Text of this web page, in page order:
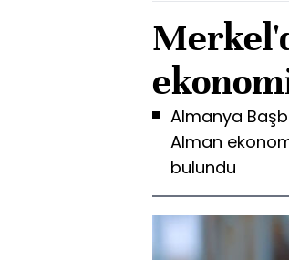
Almanya
Alman
bulundu